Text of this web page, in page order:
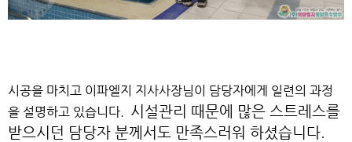
시공을 마치고 이파엘지 지사사장님이 담당자에게 일련의 과정
을 설명하고 있습니다. 시설관리 때문에 많은 스트레스를
받으시던 담당자 분께서도 만족스러워 하셨습니다.